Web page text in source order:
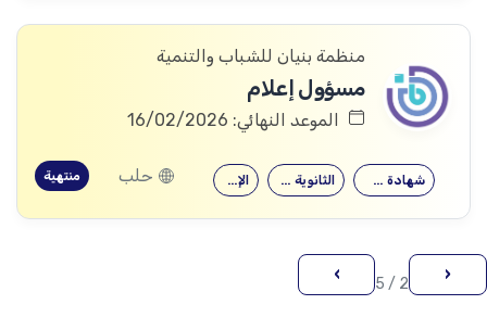
منظمة بنيان للشباب والتنمية
مسؤول إعلام
الموعد النهائي: 16/02/2026
الإعلام الثانوية العامة شهادة جامعية حلب منتهية
‹
2 / 5
›